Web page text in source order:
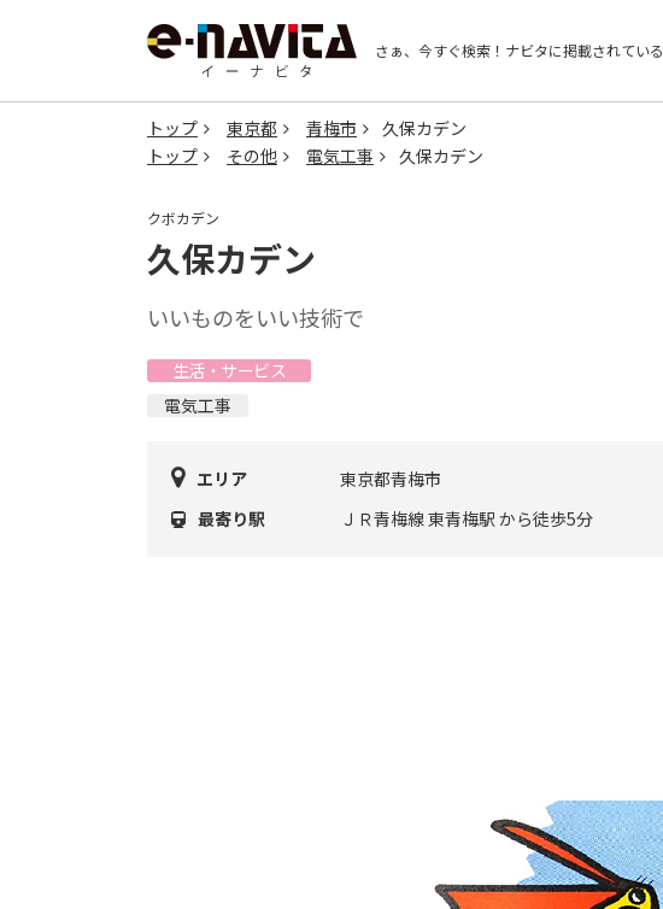
さぁ、今すぐ検索！ ナビタに掲載されている
トップ 東京都 青梅市
久保カデン
トップ
その他 電気工事 久保カデン
クボカデン
久保カデン
いいものをいい技術で
生活・サービス
電気工事
エリア
東京都青梅市
最寄り駅
ＪＲ青梅線 東青梅駅 から徒歩5分